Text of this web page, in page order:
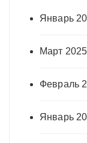
Январь
Март 2025
Февраль
Январь